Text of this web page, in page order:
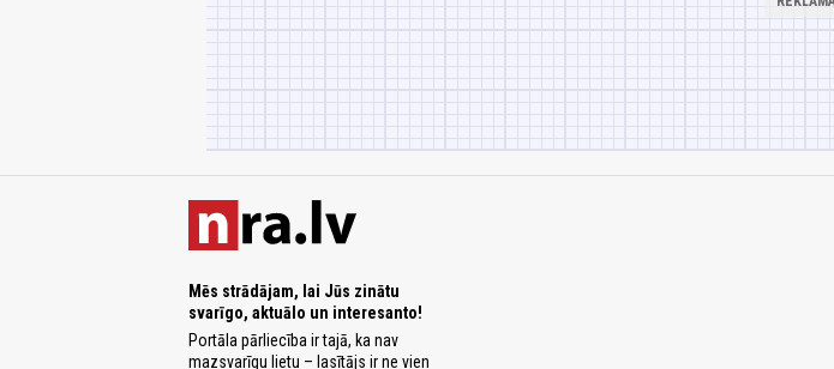
Mēs strādājam, lai Jūs zinātu
svarīgo, aktuālo un interesanto!
Portāla pārliecība ir tajā, ka nav
mazsvarīgu lietu – lasītājs ir ne vien